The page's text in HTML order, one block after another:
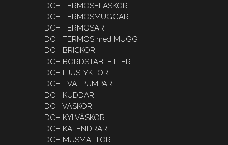
DCH TERMOSFLASKOR
DCH TERMOSMUGGAR
DCH TERMOSAR
DCH TERMOS med MUGG
DCH BRICKOR
DCH BORDSTABLETTER
DCH LJUSLYKTOR
DCH TVÅLPUMPAR
DCH KUDDAR
DCH VÄSKOR
DCH KYLVÄSKOR
DCH KALENDRAR
DCH MUSMATTOR